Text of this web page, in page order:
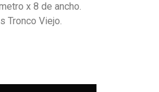
x 8 de ancho.
Tronco Viejo.